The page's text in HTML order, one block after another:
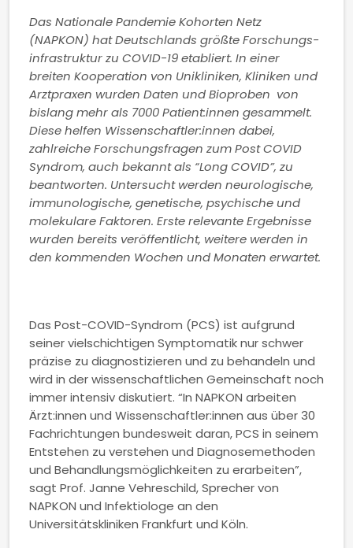
Das Nationale Pandemie Kohorten Netz
(NAPKON) hat Deutschlands größte Forschungs-
infrastruktur zu COVID-19 etabliert. In einer
breiten Kooperation von Unikliniken, Kliniken und
Arztpraxen wurden Daten und Bioproben von
bislang mehr als 7000 Patient:innen gesammelt.
Diese helfen Wissenschaftler:innen dabei,
zahlreiche Forschungsfragen zum Post COVID
Syndrom, auch bekannt als “Long COVID”, zu
beantworten. Untersucht werden neurologische,
immunologische, genetische, psychische und
molekulare Faktoren. Erste relevante Ergebnisse
wurden bereits veröffentlicht, weitere werden in
den kommenden Wochen und Monaten erwartet.
Das Post-COVID-Syndrom (PCS) ist aufgrund
seiner vielschichtigen Symptomatik nur schwer
präzise zu diagnostizieren und zu behandeln und
wird in der wissenschaftlichen Gemeinschaft noch
immer intensiv diskutiert. “In NAPKON arbeiten
Ärzt:innen und Wissenschaftler:innen aus über 30
Fachrichtungen bundesweit daran, PCS in seinem
Entstehen zu verstehen und Diagnosemethoden
und Behandlungsmöglichkeiten zu erarbeiten”,
sagt Prof. Janne Vehreschild, Sprecher von
NAPKON und Infektiologe an den
Universitätskliniken Frankfurt und Köln.